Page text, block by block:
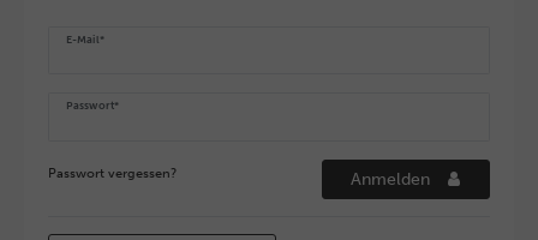
E-Mail*
Passwort*
Passwort vergessen? Anmelden